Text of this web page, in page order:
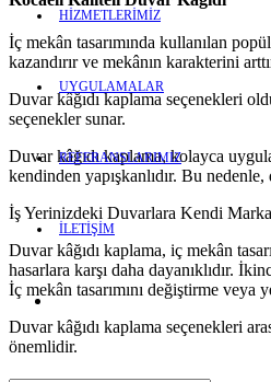
HİZMETLERİMİZ
UYGULAMALAR
REFERANSLARIMIZ
İLETİŞİM
İç mekân tasarımında kullanılan
kazandırır ve mekânın karakterini
Duvar kâğıdı kaplama seçenekleri
seçenekler sunar.
Duvar kâğıdı kaplama, kolayca
kendinden yapışkanlıdır. Bu
İş Yerinizdeki Duvarlara Kendi
Duvar kâğıdı kaplama, iç mekân
hasarlara karşı daha dayanıklıdır.
İç mekân tasarımını değiştirme
Duvar kâğıdı kaplama seçenekleri
önemlidir.